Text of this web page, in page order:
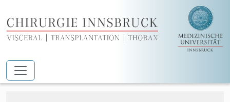
Zum Hauptinhalt springen
Dr. Lukas Pölsler